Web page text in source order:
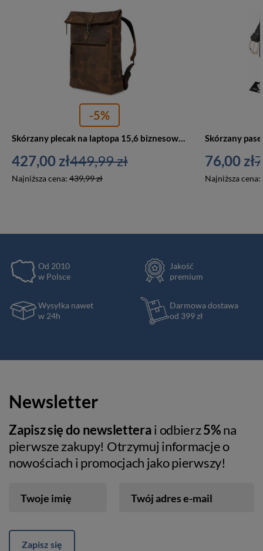
-5%
Skórzany plecak na laptopa 15,6 biznesowy duży A4 brązowy - Beltimore N19
427,00 zł
Najniższa cena: 439,99 zł
449,99 zł 76,00 zł
Najniższa cena:
Od 2010
w Polsce
Jakość
premium
Wysyłka nawet
w 24h
Darmowa dostawa
od 399 zł
Newsletter
Zapisz się do newsletterai odbierz5%na
pierwsze zakupy! Otrzymuj informacje o
nowościach i promocjach jako pierwszy!
Twoje imię Twój adres e-mail
Zapisz się